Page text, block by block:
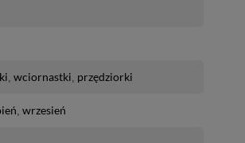
wciornastki przędziorki
wrzesień